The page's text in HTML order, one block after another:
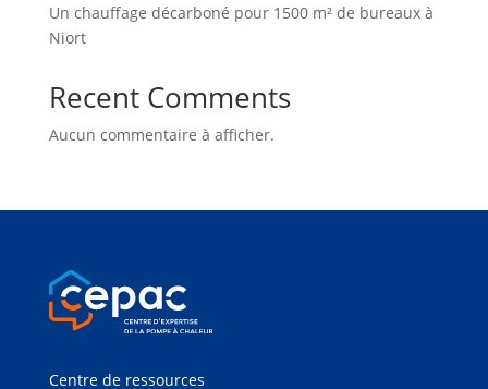
Un chauffage décarboné pour 1500 m² de bureaux à
Niort
Recent Comments
Aucun commentaire à afficher.
Centre de ressources